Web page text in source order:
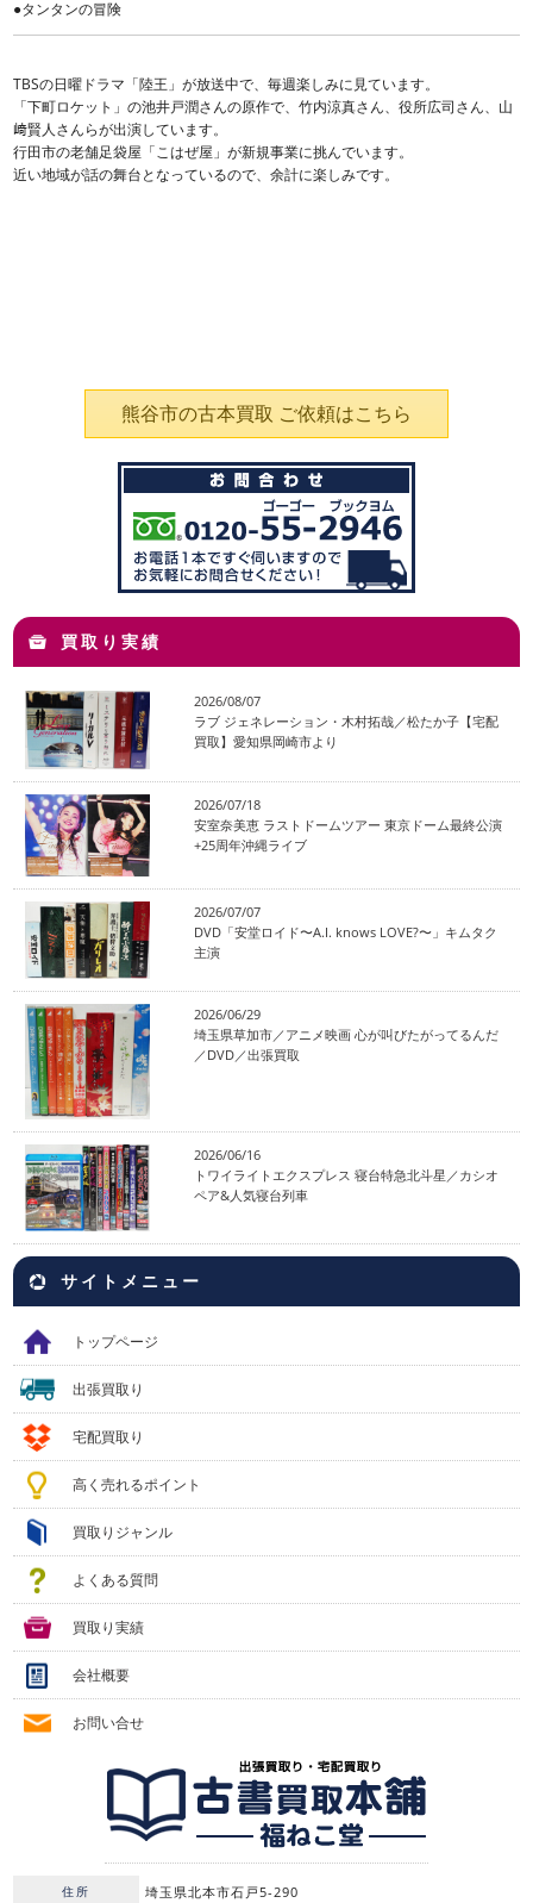
●タンタンの冒険
TBSの日曜ドラマ「陸王」が放送中で、毎週楽しみに見ています。
「下町ロケット」の池井戸潤さんの原作で、竹内涼真さん、役所広司さん、山
﨑賢人さんらが出演しています。
行田市の老舗足袋屋「こはぜ屋」が新規事業に挑んでいます。
近い地域が話の舞台となっているので、余計に楽しみです。
熊谷市の古本買取 ご依頼はこちら
買取り実績
2026/08/07
ラブ ジェネレーション・木村拓哉／松たか子【宅配
買取】愛知県岡崎市より
2026/07/18
安室奈美恵 ラストドームツアー 東京ドーム最終公演
+25周年沖縄ライブ
2026/07/07
DVD「安堂ロイド〜A.I. knows LOVE?〜」キムタク
主演
2026/06/29
埼玉県草加市／アニメ映画 心が叫びたがってるんだ
／DVD／出張買取
2026/06/16
トワイライトエクスプレス 寝台特急北斗星／カシオ
ペア&人気寝台列車
サイトメニュー
トップページ
出張買取り
宅配買取り
高く売れるポイント
買取りジャンル
よくある質問
買取り実績
会社概要
お問い合せ
住所 埼玉県北本市石戸5-290